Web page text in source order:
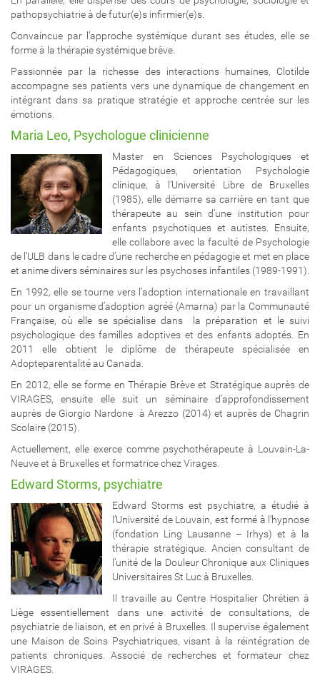
pathopsychiatrie à de futur(e)s infirmier(e)s.
Convaincue par l’approche systémique durant ses études, elle se
forme à la thérapie systémique brève.
Passionnée par la richesse des interactions humaines, Clotilde
accompagne ses patients vers une dynamique de changement en
intégrant dans sa pratique stratégie et approche centrée sur les
émotions.
Maria Leo, Psychologue clinicienne
Master en Sciences Psychologiques et
Pédagogiques, orientation Psychologie
clinique, à l’Université Libre de Bruxelles
(1985), elle démarre sa carrière en tant que
thérapeute au sein d’une institution pour
enfants psychotiques et autistes. Ensuite,
elle collabore avec la faculté de Psychologie
de l’ULB dans le cadre d’une recherche en pédagogie et met en place
et anime divers séminaires sur les psychoses infantiles (1989-1991).
En 1992, elle se tourne vers l’adoption internationale en travaillant
pour un organisme d’adoption agréé (Amarna) par la Communauté
Française, où elle se spécialise dans la préparation et le suivi
psychologique des familles adoptives et des enfants adoptés. En
2011 elle obtient le diplôme de thérapeute spécialisée en
Adopteparentalité au Canada.
En 2012, elle se forme en Thérapie Brève et Stratégique auprès de
VIRAGES, ensuite elle suit un séminaire d’approfondissement
auprès de Giorgio Nardone à Arezzo (2014) et auprès de Chagrin
Scolaire (2015).
Actuellement, elle exerce comme psychothérapeute à Louvain-La-
Neuve et à Bruxelles et formatrice chez Virages.
Edward Storms, psychiatre
Edward Storms est psychiatre, a étudié à
l’Université de Louvain, est formé à l’hypnose
(fondation Ling Lausanne – Irhys) et à la
thérapie stratégique. Ancien consultant de
l’unité de la Douleur Chronique aux Cliniques
Universitaires St Luc à Bruxelles.
Il travaille au Centre Hospitalier Chrétien à
Liège essentiellement dans une activité de consultations, de
psychiatrie de liaison, et en privé à Bruxelles. Il supervise également
une Maison de Soins Psychiatriques, visant à la réintégration de
patients chroniques. Associé de recherches et formateur chez
VIRAGES.